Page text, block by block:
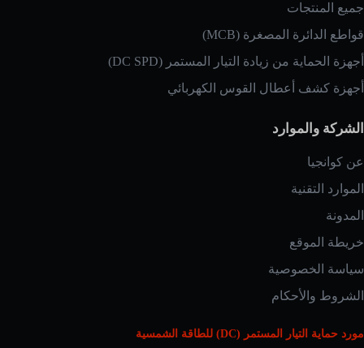
جميع المنتجات
قواطع الدائرة المصغرة (MCB)
أجهزة الحماية من زيادة التيار المستمر (DC SPD)
أجهزة كشف أعطال القوس الكهربائي
الشركة والموارد
عن كوانجيا
الموارد التقنية
المدونة
خريطة الموقع
سياسة الخصوصية
الشروط والأحكام
مورد حماية التيار المستمر (DC) للطاقة الشمسية